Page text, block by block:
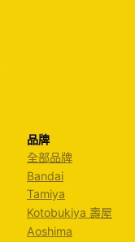
品牌
全部品牌
Bandai
Tamiya
Kotobukiya 壽屋
Aoshima